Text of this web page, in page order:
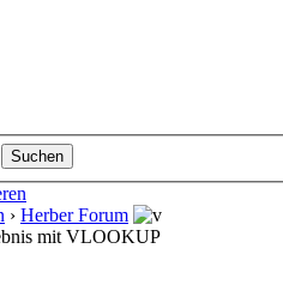
› Herber Forum
mit VLOOKUP